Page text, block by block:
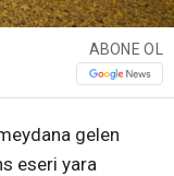
ABONE OL
gelen
eseri yara